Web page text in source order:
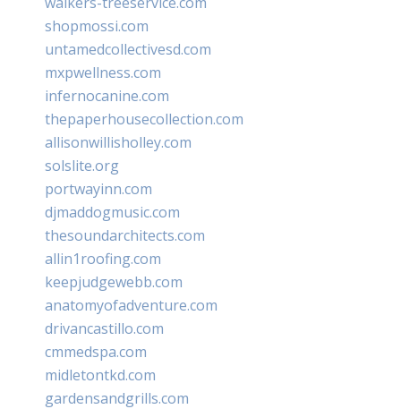
shopmossi.com
untamedcollectivesd.com
mxpwellness.com
infernocanine.com
thepaperhousecollection.com
allisonwillisholley.com
solslite.org
portwayinn.com
djmaddogmusic.com
thesoundarchitects.com
allin1roofing.com
keepjudgewebb.com
anatomyofadventure.com
drivancastillo.com
cmmedspa.com
midletontkd.com
gardensandgrills.com